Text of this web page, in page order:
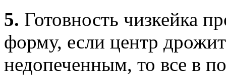
5. Готовность чизкейка
форму, если центр
недопеченным, то все в